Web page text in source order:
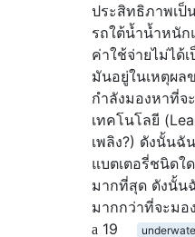
ประสิทธิภาพเป็
รถใต้น้ำน้ำหนัก
ค่าใช้จ่ายไม่ได้
มันอยู่ในเหตุผล
กำลังมองหาที่จ
เทคโนโลยี
เพลิง?) ดังนั้นฉั
แบตเตอรี่ชนิดใ
มากที่สุด ดังนั้น
มากกว่าที่จะมอ
19